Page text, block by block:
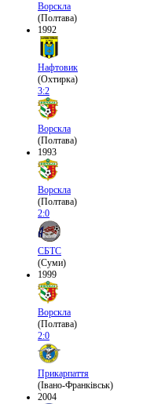
Ворскла
(Полтава)
1992
Нафтовик
(Охтирка)
3:2
Ворскла
(Полтава)
1993
Ворскла
(Полтава)
2:0
СБТС
(Суми)
1999
Ворскла
(Полтава)
2:0
Прикарпаття
(Івано-Франківськ)
2004